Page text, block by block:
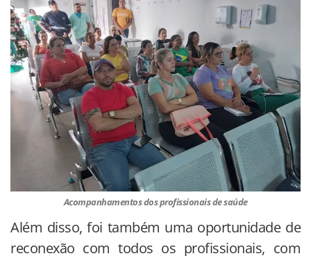
Acompanhamentos dos profissionais de saúde
Além disso, foi também uma oportunidade de
reconexão com todos os profissionais, com